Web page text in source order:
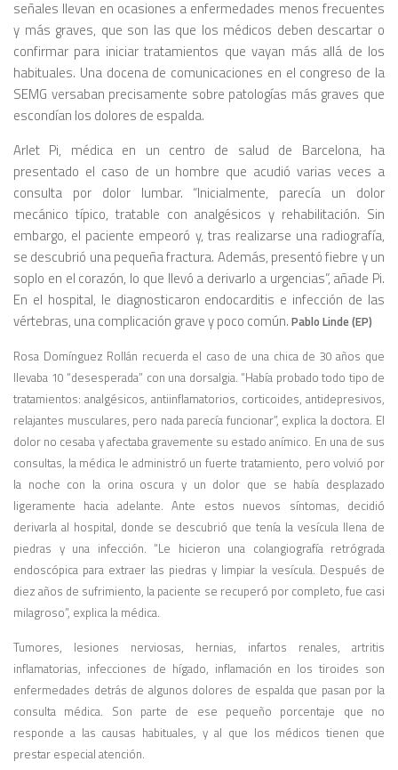
señales llevan en ocasiones a enfermedades menos frecuentes
y más graves, que son las que los médicos deben descartar o
confirmar para iniciar tratamientos que vayan más allá de los
habituales. Una docena de comunicaciones en el congreso de la
SEMG versaban precisamente sobre patologías más graves que
escondían los dolores de espalda.
Arlet Pi, médica en un centro de salud de Barcelona, ha
presentado el caso de un hombre que acudió varias veces a
consulta por dolor lumbar. “Inicialmente, parecía un dolor
mecánico típico, tratable con analgésicos y rehabilitación. Sin
embargo, el paciente empeoró y, tras realizarse una radiografía,
se descubrió una pequeña fractura. Además, presentó fiebre y un
soplo en el corazón, lo que llevó a derivarlo a urgencias”, añade Pi.
En el hospital, le diagnosticaron endocarditis e infección de las
vértebras, una complicación grave y poco común. Pablo Linde (EP)
Rosa Domínguez Rollán recuerda el caso de una chica de 30 años que
llevaba 10 “desesperada” con una dorsalgia. “Había probado todo tipo de
tratamientos: analgésicos, antiinflamatorios, corticoides, antidepresivos,
relajantes musculares, pero nada parecía funcionar”, explica la doctora. El
dolor no cesaba y afectaba gravemente su estado anímico. En una de sus
consultas, la médica le administró un fuerte tratamiento, pero volvió por
la noche con la orina oscura y un dolor que se había desplazado
ligeramente hacia adelante. Ante estos nuevos síntomas, decidió
derivarla al hospital, donde se descubrió que tenía la vesícula llena de
piedras y una infección. “Le hicieron una colangiografía retrógrada
endoscópica para extraer las piedras y limpiar la vesícula. Después de
diez años de sufrimiento, la paciente se recuperó por completo, fue casi
milagroso”, explica la médica.
Tumores, lesiones nerviosas, hernias, infartos renales, artritis
inflamatorias, infecciones de hígado, inflamación en los tiroides son
enfermedades detrás de algunos dolores de espalda que pasan por la
consulta médica. Son parte de ese pequeño porcentaje que no
responde a las causas habituales, y al que los médicos tienen que
prestar especial atención.